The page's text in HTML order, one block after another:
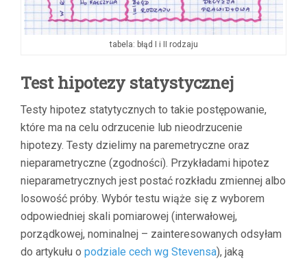
tabela: błąd I i II rodzaju
Test hipotezy statystycznej
Testy hipotez statytycznych to takie postępowanie,
które ma na celu odrzucenie lub nieodrzucenie
hipotezy. Testy dzielimy na paremetryczne oraz
nieparametryczne (zgodności). Przykładami hipotez
nieparametrycznych jest postać rozkładu zmiennej albo
losowość próby. Wybór testu wiąże się z wyborem
odpowiedniej skali pomiarowej (interwałowej,
porządkowej, nominalnej – zainteresowanych odsyłam
do artykułu o podziale cech wg Stevensa), jaką